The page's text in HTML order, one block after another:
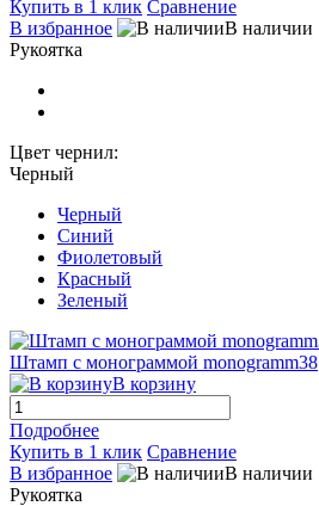
Купить в 1 клик Сравнение
В избранное
В наличии
Рукоятка
Цвет чернил:
Черный
Черный
Синий
Фиолетовый
Красный
Зеленый
Штамп с монограммой monogramm38
В корзину
Подробнее
Купить в 1 клик Сравнение
В избранное
В наличии
Рукоятка